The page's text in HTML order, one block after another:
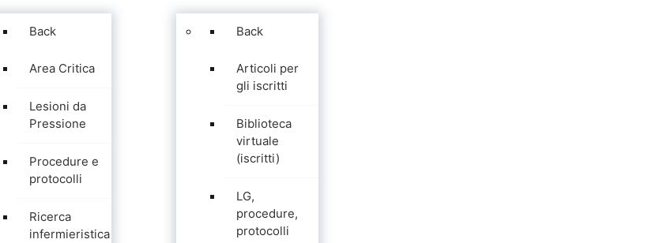
Back
Area Critica
Lesioni da
Pressione
Procedure e
protocolli
Ricerca
infermieristica
Back
Articoli per
gli iscritti
Biblioteca
virtuale
(iscritti)
LG,
procedure,
protocolli